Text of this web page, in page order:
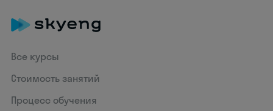
Все курсы
Стоимость занятий
Процесс обучения